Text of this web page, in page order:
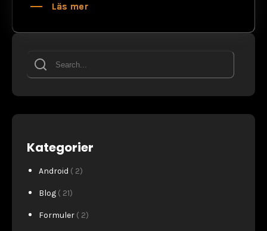
Läs mer
Kategorier
Android ( 2)
Blog ( 21)
Formuler ( 2)